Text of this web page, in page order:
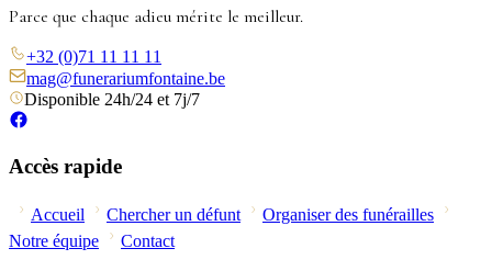
Parce que chaque adieu mérite le meilleur.
+32 (0)71 11 11 11
mag@funerariumfontaine.be
Disponible 24h/24 et 7j/7
Accès rapide
Accueil Chercher un défunt
Organiser des funérailles
Notre équipe
Contact